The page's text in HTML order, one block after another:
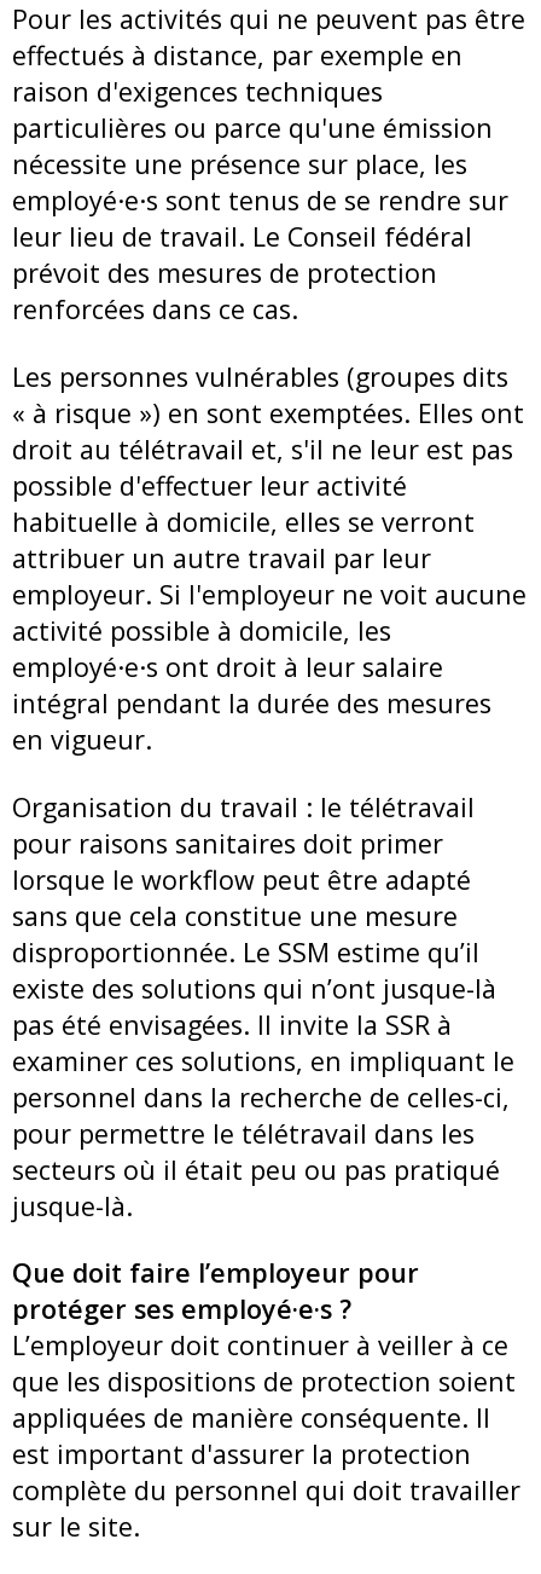
Pour les activités qui ne peuvent pas être
effectués à distance, par exemple en
raison d'exigences techniques
particulières ou parce qu'une émission
nécessite une présence sur place, les
employé·e·s sont tenus de se rendre sur
leur lieu de travail. Le Conseil fédéral
prévoit des mesures de protection
renforcées dans ce cas.
Les personnes vulnérables (groupes dits
« à risque ») en sont exemptées. Elles ont
droit au télétravail et, s'il ne leur est pas
possible d'effectuer leur activité
habituelle à domicile, elles se verront
attribuer un autre travail par leur
employeur. Si l'employeur ne voit aucune
activité possible à domicile, les
employé·e·s ont droit à leur salaire
intégral pendant la durée des mesures
en vigueur.
Organisation du travail : le télétravail
pour raisons sanitaires doit primer
lorsque le workflow peut être adapté
sans que cela constitue une mesure
disproportionnée. Le SSM estime qu’il
existe des solutions qui n’ont jusque-là
pas été envisagées. Il invite la SSR à
examiner ces solutions, en impliquant le
personnel dans la recherche de celles-ci,
pour permettre le télétravail dans les
secteurs où il était peu ou pas pratiqué
jusque-là.
Que doit faire l’employeur pour
protéger ses employé·e·s ?
L’employeur doit continuer à veiller à ce
que les dispositions de protection soient
appliquées de manière conséquente. Il
est important d'assurer la protection
complète du personnel qui doit travailler
sur le site.